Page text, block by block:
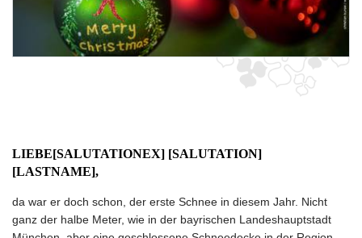
LIEBE[SALUTATIONEX] [SALUTATION]
[LASTNAME],
da war er doch schon, der erste Schnee in diesem Jahr. Nicht
ganz der halbe Meter, wie in der bayrischen Landeshauptstadt